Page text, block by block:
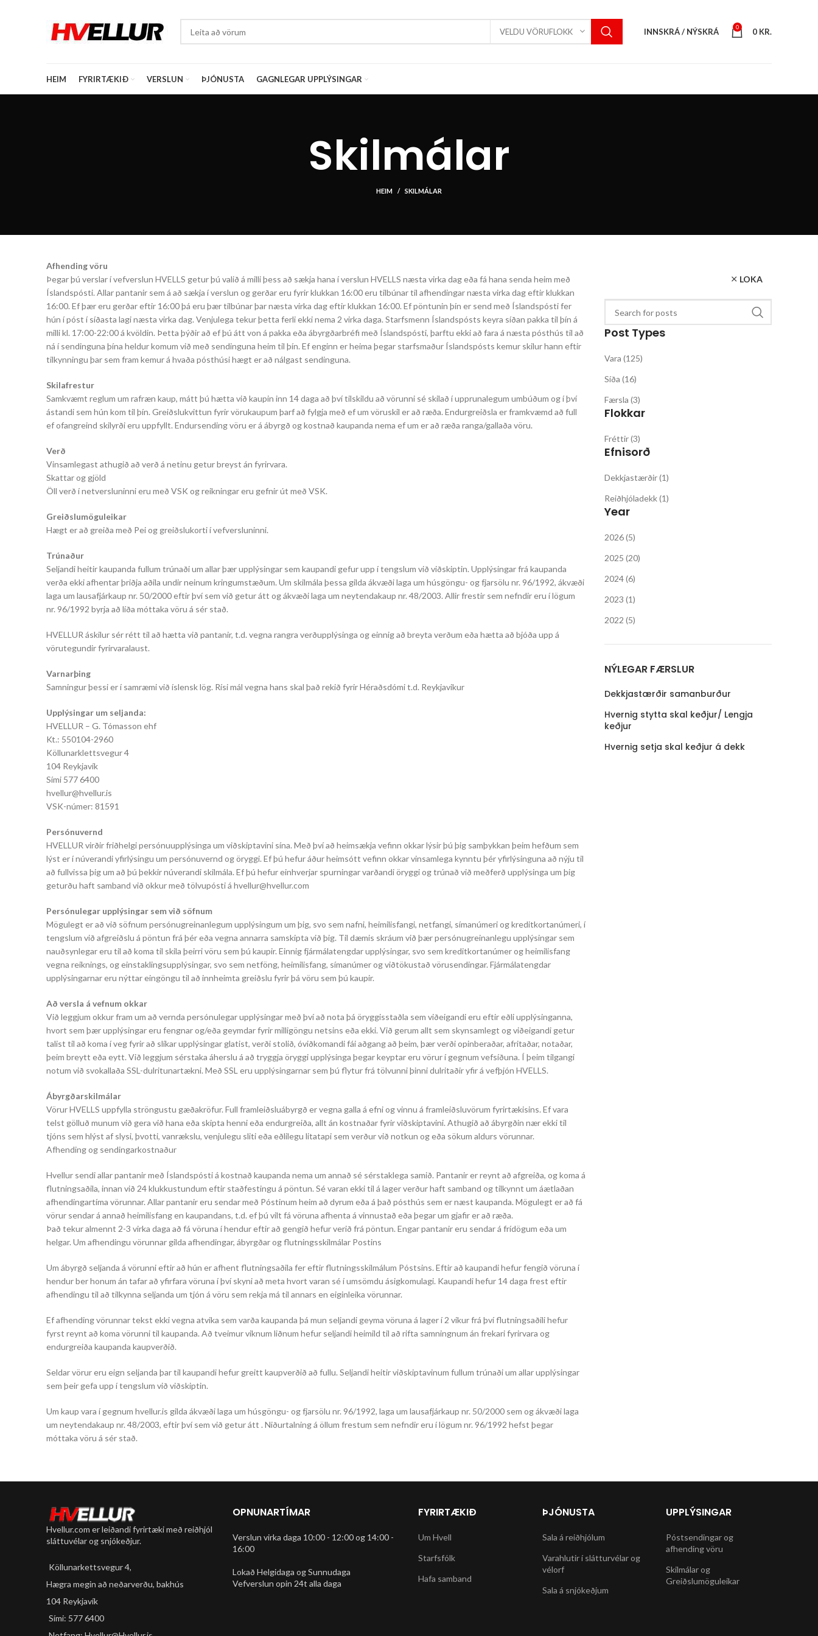
VELDU VÖRUFLOKK INNSKRÁ / NÝSKRÁ 0 0 KR.
HEIM FYRIRTÆKIÐ VERSLUN ÞJÓNUSTA GAGNLEGAR UPPLÝSINGAR
Skilmálar
HEIM SKILMÁLAR
Afhending vöru
Þegar þú verslar í vefverslun HVELLS getur þú valið á milli þess að sækja hana í verslun HVELLS næsta virka dag eða fá hana senda heim með
Íslandspósti. Allar pantanir sem á að sækja í verslun og gerðar eru fyrir klukkan 16:00 eru tilbúnar til afhendingar næsta virka dag eftir klukkan
16:00. Ef þær eru gerðar eftir 16:00 þá eru þær tilbúnar þar næsta virka dag eftir klukkan 16:00. Ef pöntunin þín er send með Íslandspósti fer
hún í póst í síðasta lagi næsta virka dag. Venjulega tekur þetta ferli ekki nema 2 virka daga. Starfsmenn Íslandspósts keyra síðan pakka til þín á
milli kl. 17:00-22:00 á kvöldin. Þetta þýðir að ef þú átt von á pakka eða ábyrgðarbréfi með Íslandspósti, þarftu ekki að fara á næsta pósthús til að
ná í sendinguna þína heldur komum við með sendinguna heim til þín. Ef enginn er heima þegar starfsmaður Íslandspósts kemur skilur hann eftir
tilkynningu þar sem fram kemur á hvaða pósthúsi hægt er að nálgast sendinguna.
Skilafrestur
Samkvæmt reglum um rafræn kaup, mátt þú hætta við kaupin inn 14 daga að því tilskildu að vörunni sé skilað í upprunalegum umbúðum og í því
ástandi sem hún kom til þín. Greiðslukvittun fyrir vörukaupum þarf að fylgja með ef um vöruskil er að ræða. Endurgreiðsla er framkvæmd að full
ef ofangreind skilyrði eru uppfyllt. Endursending vöru er á ábyrgð og kostnað kaupanda nema ef um er að ræða ranga/gallaða vöru.
Verð
Vinsamlegast athugið að verð á netinu getur breyst án fyrirvara.
Skattar og gjöld
Öll verð í netversluninni eru með VSK og reikningar eru gefnir út með VSK.
Greiðslumöguleikar
Hægt er að greiða með Pei og greiðslukorti í vefversluninni.
Trúnaður
Seljandi heitir kaupanda fullum trúnaði um allar þær upplýsingar sem kaupandi gefur upp í tengslum við viðskiptin. Upplýsingar frá kaupanda
verða ekki afhentar þriðja aðila undir neinum kringumstæðum. Um skilmála þessa gilda ákvæði laga um húsgöngu- og fjarsölu nr. 96/1992, ákvæði
laga um lausafjárkaup nr. 50/2000 eftir því sem við getur átt og ákvæði laga um neytendakaup nr. 48/2003. Allir frestir sem nefndir eru í lögum
nr. 96/1992 byrja að líða móttaka vöru á sér stað.
HVELLUR áskilur sér rétt til að hætta við pantanir, t.d. vegna rangra verðupplýsinga og einnig að breyta verðum eða hætta að bjóða upp á
vörutegundir fyrirvaralaust.
Varnarþing
Samningur þessi er í samræmi við íslensk lög. Rísi mál vegna hans skal það rekið fyrir Héraðsdómi t.d. Reykjavikur
Upplýsingar um seljanda:
HVELLUR – G. Tómasson ehf
Kt.: 550104-2960
Köllunarklettsvegur 4
104 Reykjavík
Sími 577 6400
hvellur@hvellur.is
VSK-númer: 81591
Persónuvernd
HVELLUR virðir friðhelgi persónuupplýsinga um viðskiptavini sína. Með því að heimsækja vefinn okkar lýsir þú þig samþykkan þeim hefðum sem
lýst er í núverandi yfirlýsingu um persónuvernd og öryggi. Ef þú hefur áður heimsótt vefinn okkar vinsamlega kynntu þér yfirlýsinguna að nýju til
að fullvissa þig um að þú þekkir núverandi skilmála. Ef þú hefur einhverjar spurningar varðandi öryggi og trúnað við meðferð upplýsinga um þig
geturðu haft samband við okkur með tölvupósti á hvellur@hvellur.com
Persónulegar upplýsingar sem við söfnum
Mögulegt er að við söfnum persónugreinanlegum upplýsingum um þig, svo sem nafni, heimilisfangi, netfangi, símanúmeri og kreditkortanúmeri, í
tengslum við afgreiðslu á pöntun frá þér eða vegna annarra samskipta við þig. Til dæmis skráum við þær persónugreinanlegu upplýsingar sem
nauðsynlegar eru til að koma til skila þeirri vöru sem þú kaupir. Einnig fjármálatengdar upplýsingar, svo sem kreditkortanúmer og heimilisfang
vegna reiknings, og einstaklingsupplýsingar, svo sem netföng, heimilisfang, símanúmer og viðtökustað vörusendingar. Fjármálatengdar
upplýsingarnar eru nýttar eingöngu til að innheimta greiðslu fyrir þá vöru sem þú kaupir.
Að versla á vefnum okkar
Við leggjum okkur fram um að vernda persónulegar upplýsingar með því að nota þá öryggisstaðla sem viðeigandi eru eftir eðli upplýsinganna,
hvort sem þær upplýsingar eru fengnar og/eða geymdar fyrir milligöngu netsins eða ekki. Við gerum allt sem skynsamlegt og viðeigandi getur
talist til að koma í veg fyrir að slíkar upplýsingar glatist, verði stolið, óviðkomandi fái aðgang að þeim, þær verði opinberaðar, afritaðar, notaðar,
þeim breytt eða eytt. Við leggjum sérstaka áherslu á að tryggja öryggi upplýsinga þegar keyptar eru vörur í gegnum vefsíðuna. Í þeim tilgangi
notum við svokallaða SSL-dulritunartækni. Með SSL eru upplýsingarnar sem þú flytur frá tölvunni þinni dulritaðir yfir á vefþjón HVELLS.
Ábyrgðarskilmálar
Vörur HVELLS uppfylla ströngustu gæðakröfur. Full framleiðsluábyrgð er vegna galla á efni og vinnu á framleiðsluvörum fyrirtækisins. Ef vara
telst gölluð munum við gera við hana eða skipta henni eða endurgreiða, allt án kostnaðar fyrir viðskiptavini. Athugið að ábyrgðin nær ekki til
tjóns sem hlýst af slysi, þvotti, vanrækslu, venjulegu sliti eða eðlilegu litatapi sem verður við notkun og eða sökum aldurs vörunnar.
Afhending og sendingarkostnaður
Hvellur sendi allar pantanir með Íslandspósti á kostnað kaupanda nema um annað sé sérstaklega samið. Pantanir er reynt að afgreiða, og koma á
flutningsaðila, innan við 24 klukkustundum eftir staðfestingu á pöntun. Sé varan ekki til á lager verður haft samband og tilkynnt um áætlaðan
afhendingartíma vörunnar. Allar pantanir eru sendar með Póstinum heim að dyrum eða á það pósthús sem er næst kaupanda. Mögulegt er að fá
vörur sendar á annað heimilisfang en kaupandans, t.d. ef þú vilt fá vöruna afhenta á vinnustað eða þegar um gjafir er að ræða.
Það tekur almennt 2-3 virka daga að fá vöruna í hendur eftir að gengið hefur verið frá pöntun. Engar pantanir eru sendar á frídögum eða um
helgar. Um afhendingu vörunnar gilda afhendingar, ábyrgðar og flutningsskilmálar Postins
Um ábyrgð seljanda á vörunni eftir að hún er afhent flutningsaðila fer eftir flutningsskilmálum Póstsins. Eftir að kaupandi hefur fengið vöruna í
hendur ber honum án tafar að yfirfara vöruna í því skyni að meta hvort varan sé í umsömdu ásigkomulagi. Kaupandi hefur 14 daga frest eftir
afhendingu til að tilkynna seljanda um tjón á vöru sem rekja má til annars en eiginleika vörunnar.
Ef afhending vörunnar tekst ekki vegna atvika sem varða kaupanda þá mun seljandi geyma vöruna á lager í 2 vikur frá því flutningsaðili hefur
fyrst reynt að koma vörunni til kaupanda. Að tveimur viknum liðnum hefur seljandi heimild til að rifta samningnum án frekari fyrirvara og
endurgreiða kaupanda kaupverðið.
Seldar vörur eru eign seljanda þar til kaupandi hefur greitt kaupverðið að fullu. Seljandi heitir viðskiptavinum fullum trúnaði um allar upplýsingar
sem þeir gefa upp í tengslum við viðskiptin.
Um kaup vara í gegnum hvellur.is gilda ákvæði laga um húsgöngu- og fjarsölu nr. 96/1992, laga um lausafjárkaup nr. 50/2000 sem og ákvæði laga
um neytendakaup nr. 48/2003, eftir því sem við getur átt . Niðurtalning á öllum frestum sem nefndir eru í lögum nr. 96/1992 hefst þegar
móttaka vöru á sér stað.
LOKA
Post Types
Vara (125)
Síða (16)
Færsla (3)
Flokkar
Fréttir (3)
Efnisorð
Dekkjastærðir (1)
Reiðhjóladekk (1)
Year
2026 (5)
2025 (20)
2024 (6)
2023 (1)
2022 (5)
NÝLEGAR FÆRSLUR
Dekkjastærðir samanburður
Hvernig stytta skal keðjur/ Lengja
keðjur
Hvernig setja skal keðjur á dekk
Hvellur.com er leiðandi fyrirtæki með reiðhjól
sláttuvélar og snjókeðjur.
Köllunarkettsvegur 4,
Hægra megin að neðarverðu, bakhús
104 Reykjavík
Sími: 577 6400
OPNUNARTÍMAR
Verslun virka daga 10:00 - 12:00 og 14:00 -
16:00
Lokað Helgidaga og Sunnudaga
Vefverslun opin 24t alla daga
FYRIRTÆKIÐ
Um Hvell
Starfsfólk
Hafa samband
ÞJÓNUSTA
Sala á reiðhjólum
Varahlutir í slátturvélar og
vélorf
Sala á snjókeðjum
UPPLÝSINGAR
Póstsendingar og
afhending vöru
Skilmálar og
Greiðslumöguleikar